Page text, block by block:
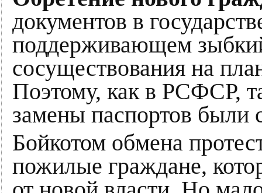
документов в
поддерживающем
сосуществования на
Поэтому, как в РСФСР,
замены паспортов были
Бойкотом обмена
пожилые граждане,